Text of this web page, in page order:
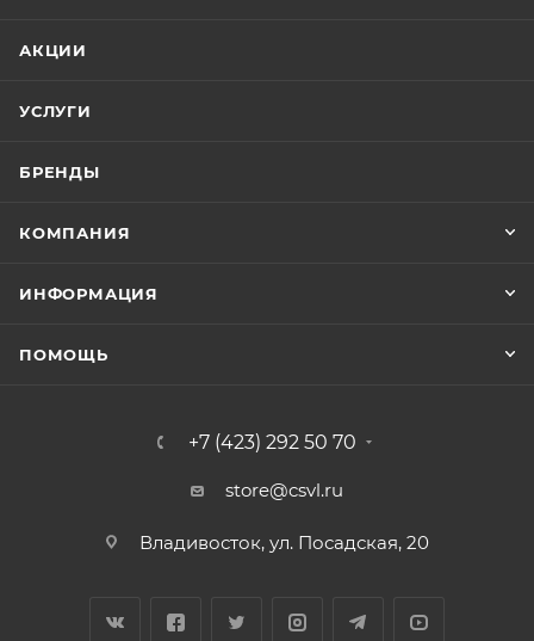
АКЦИИ
УСЛУГИ
БРЕНДЫ
КОМПАНИЯ
ИНФОРМАЦИЯ
ПОМОЩЬ
+7 (423) 292 50 70
store@csvl.ru
Владивосток, ул. Посадская, 20